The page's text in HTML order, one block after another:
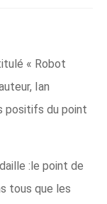
« Robot
Ian
positifs du point
:le point de
tous que les